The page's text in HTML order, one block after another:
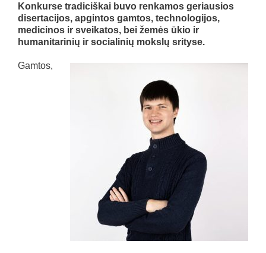
Konkurse tradiciškai buvo renkamos geriausios
disertacijos, apgintos gamtos, technologijos,
medicinos ir sveikatos, bei žemės ūkio ir
humanitarinių ir socialinių mokslų srityse.
Gamtos,